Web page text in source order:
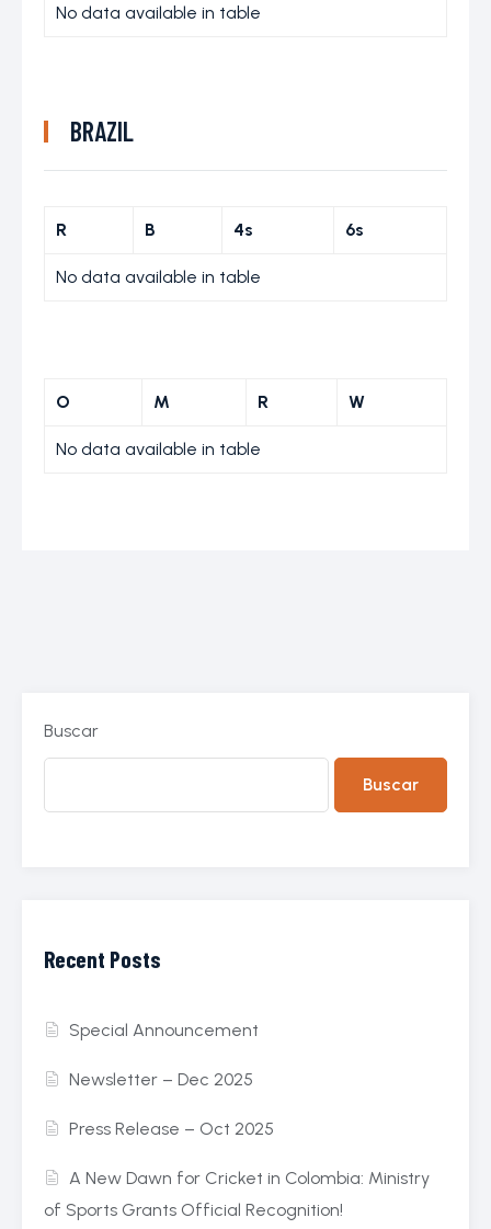
No data available in table
BRAZIL
R B 4s 6s
No data available in table
O M R W
No data available in table
Buscar
Buscar
Recent Posts
Special Announcement
Newsletter – Dec 2025
Press Release – Oct 2025
A New Dawn for Cricket in Colombia: Ministry
of Sports Grants Official Recognition!